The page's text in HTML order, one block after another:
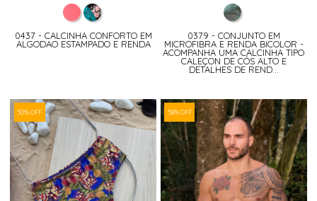
0437 - CALCINHA CONFORTO EM
ALGODAO ESTAMPADO E RENDA
0379 - CONJUNTO EM
MICROFIBRA E RENDA BICOLOR -
ACOMPANHA UMA CALCINHA TIPO
CALEÇON DE CÓS ALTO E
DETALHES DE REND...
50% OFF 58% OFF